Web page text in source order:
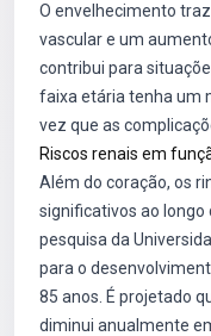
O envelhecimento
vascular e um
contribui para
faixa etária tenha um
vez que as
Riscos renais em
Além do coração, os
significativos ao longo
pesquisa da
para o
85 anos. É projetado
diminui anualmente